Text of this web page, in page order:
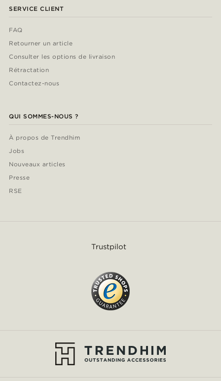
SERVICE CLIENT
FAQ
Retourner un article
Consulter les options de livraison
Rétractation
Contactez-nous
QUI SOMMES-NOUS ?
À propos de Trendhim
Jobs
Nouveaux articles
Presse
RSE
Trustpilot